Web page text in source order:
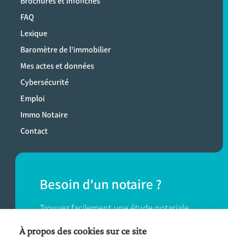
FAQ
Lexique
Baromètre de l'immobilier
Mes actes et données
Cybersécurité
Emploi
Immo Notaire
Contact
Besoin d'un notaire ?
Trouvez facilement une étude notariale
près de chez vous.
À propos des cookies sur ce site